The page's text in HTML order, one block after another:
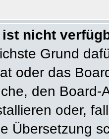
ist nicht
Grund
oder das
den
oder,
Übersetzung